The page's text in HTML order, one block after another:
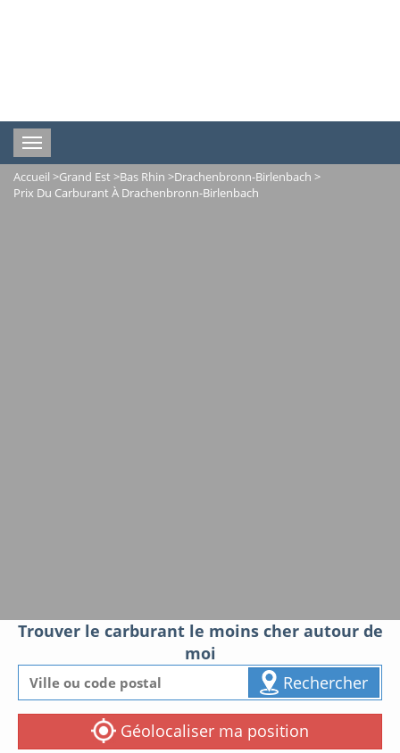
Toggle
navigation
Accueil >Grand Est >Bas Rhin >Drachenbronn-Birlenbach >
Prix Du Carburant À Drachenbronn-Birlenbach
Trouver le carburant le moins cher autour de
moi
Rechercher
Géolocaliser ma position